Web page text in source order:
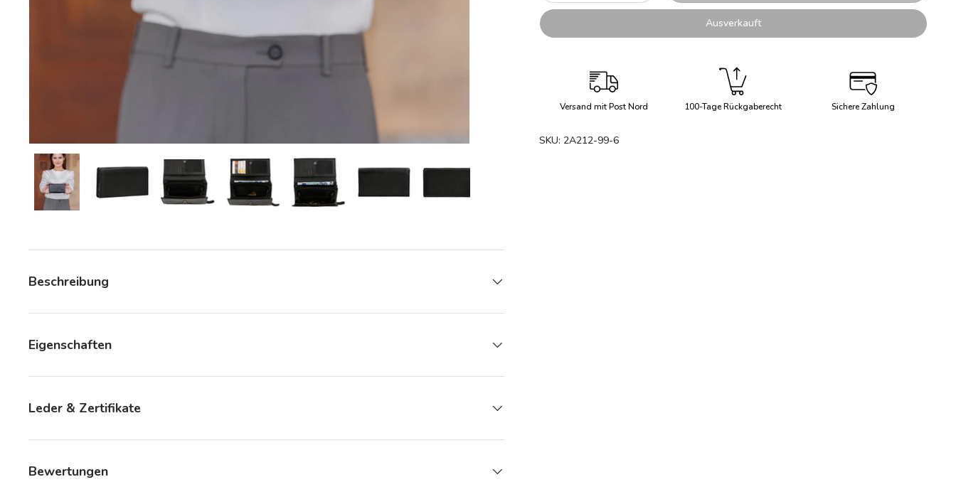
Ausverkauft
Versand mit Post Nord 100-Tage Rückgaberecht Sichere Zahlung
SKU: 2A212-99-6
Beschreibung
Eigenschaften
Leder & Zertifikate
Bewertungen